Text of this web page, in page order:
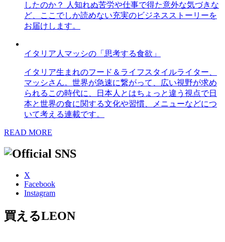
したのか？ 人知れぬ苦労や仕事で得た意外な気づきな
ど、ここでしか読めない充実のビジネスストーリーを
お届けします。
イタリア人マッシの「思考する食欲」
イタリア生まれのフード＆ライフスタイルライター、
マッシさん。世界が急速に繋がって、広い視野が求め
られるこの時代に、日本人とはちょっと違う視点で日
本と世界の食に関する文化や習慣、メニューなどにつ
いて考える連載です。
READ MORE
X
Facebook
Instagram
買えるLEON